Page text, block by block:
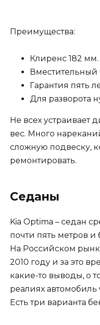
Преимущества:
Клиренс 182 мм.
Вместительный
Гарантия пять
Для разворота
Не всех устраивает
вес. Много
сложную подвеску,
ремонтировать.
Седаны
Kia Optima – седан
почти пять метров и
На Российском
2010 году и за это
какие-то выводы, о
реалиях автомобиль
Есть три варианта